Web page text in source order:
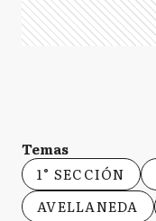
Temas
1° SECCIÓN
AVELLANEDA